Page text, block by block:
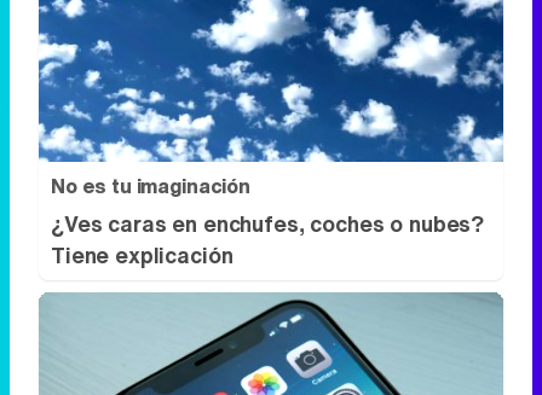
No es tu imaginación
¿Ves caras en enchufes, coches o nubes?
Tiene explicación